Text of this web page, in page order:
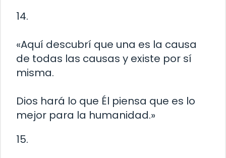
14.
«Aquí descubrí que una es la causa
de todas las causas y existe por sí
misma.
Dios hará lo que Él piensa que es lo
mejor para la humanidad.»
15.